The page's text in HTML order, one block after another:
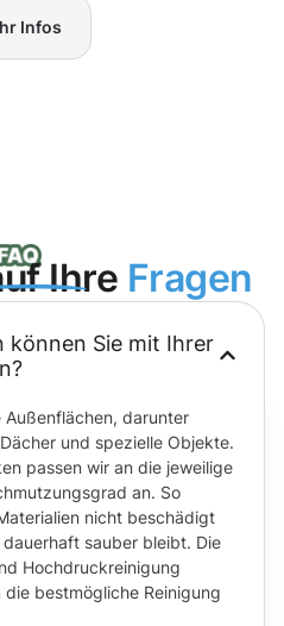
Infos
Ihre Fragen
können Sie mit Ihrer
darunter
und spezielle Objekte.
passen wir an die jeweilige
an. So
nicht beschädigt
sauber bleibt. Die
Hochdruckreinigung
bestmögliche Reinigung